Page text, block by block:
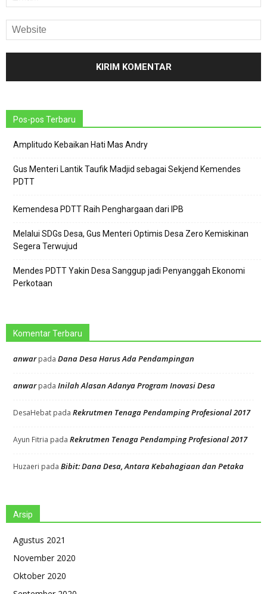
Pos-pos Terbaru
Amplitudo Kebaikan Hati Mas Andry
Gus Menteri Lantik Taufik Madjid sebagai Sekjend Kemendes
PDTT
Kemendesa PDTT Raih Penghargaan dari IPB
Melalui SDGs Desa, Gus Menteri Optimis Desa Zero Kemiskinan
Segera Terwujud
Mendes PDTT Yakin Desa Sanggup jadi Penyanggah Ekonomi
Perkotaan
Komentar Terbaru
anwarpada Dana Desa Harus Ada Pendampingan
anwarpada Inilah Alasan Adanya Program Inovasi Desa
DesaHebat pada Rekrutmen Tenaga Pendamping Profesional 2017
Ayun Fitria pada Rekrutmen Tenaga Pendamping Profesional 2017
Huzaeri pada Bibit: Dana Desa, Antara Kebahagiaan dan Petaka
Arsip
Agustus 2021
November 2020
Oktober 2020